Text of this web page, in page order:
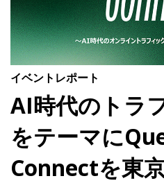
Queue-
事例紹介
お客様
待合室
製品ア
ビデオ(
イベントレポート
AI時代のトラ
をテーマに
Connectを東